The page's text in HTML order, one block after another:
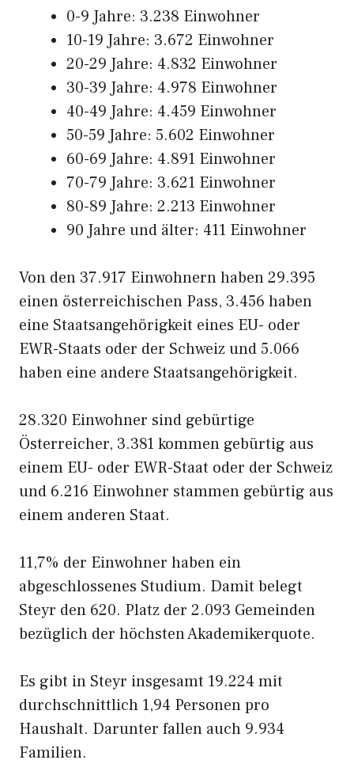
0-9 Jahre: 3.238 Einwohner
10-19 Jahre: 3.672 Einwohner
20-29 Jahre: 4.832 Einwohner
30-39 Jahre: 4.978 Einwohner
40-49 Jahre: 4.459 Einwohner
50-59 Jahre: 5.602 Einwohner
60-69 Jahre: 4.891 Einwohner
70-79 Jahre: 3.621 Einwohner
80-89 Jahre: 2.213 Einwohner
90 Jahre und älter: 411 Einwohner
Von den 37.917 Einwohnern haben 29.395
einen österreichischen Pass, 3.456 haben
eine Staatsangehörigkeit eines EU- oder
EWR-Staats oder der Schweiz und 5.066
haben eine andere Staatsangehörigkeit.
28.320 Einwohner sind gebürtige
Österreicher, 3.381 kommen gebürtig aus
einem EU- oder EWR-Staat oder der Schweiz
und 6.216 Einwohner stammen gebürtig aus
einem anderen Staat.
11,7% der Einwohner haben ein
abgeschlossenes Studium. Damit belegt
Steyr den 620. Platz der 2.093 Gemeinden
bezüglich der höchsten Akademikerquote.
Es gibt in Steyr insgesamt 19.224 mit
durchschnittlich 1,94 Personen pro
Haushalt. Darunter fallen auch 9.934
Familien.